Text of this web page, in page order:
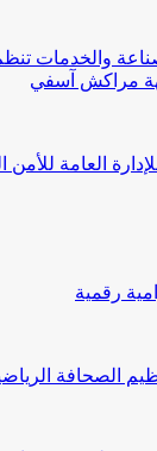
والخدمات
مراكش آسفي
العامة للأمن
رقمية
الصحافة